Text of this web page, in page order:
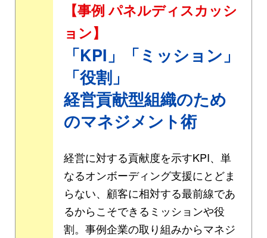
【事例 パネルディスカッシ
ョン】
「KPI」「ミッション」
「役割」
経営貢献型組織のため
のマネジメント術
経営に対する貢献度を示すKPI、単
なるオンボーディング支援にとどま
らない、顧客に相対する最前線であ
るからこそできるミッションや役
割。事例企業の取り組みからマネジ